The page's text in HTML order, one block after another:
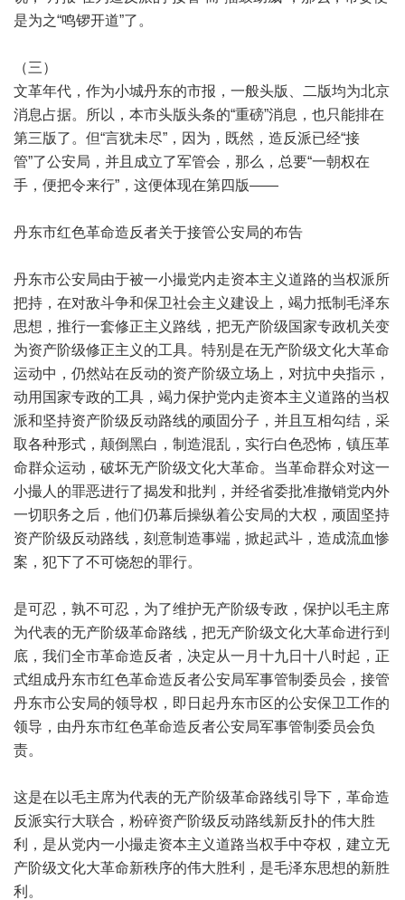
是为之“鸣锣开道”了。
（三）
文革年代，作为小城丹东的市报，一般头版、二版均为北京
消息占据。所以，本市头版头条的“重磅”消息，也只能排在
第三版了。但“言犹未尽”，因为，既然，造反派已经“接
管”了公安局，并且成立了军管会，那么，总要“一朝权在
手，便把令来行”，这便体现在第四版——
丹东市红色革命造反者关于接管公安局的布告
丹东市公安局由于被一小撮党内走资本主义道路的当权派所
把持，在对敌斗争和保卫社会主义建设上，竭力抵制毛泽东
思想，推行一套修正主义路线，把无产阶级国家专政机关变
为资产阶级修正主义的工具。特别是在无产阶级文化大革命
运动中，仍然站在反动的资产阶级立场上，对抗中央指示，
动用国家专政的工具，竭力保护党内走资本主义道路的当权
派和坚持资产阶级反动路线的顽固分子，并且互相勾结，采
取各种形式，颠倒黑白，制造混乱，实行白色恐怖，镇压革
命群众运动，破坏无产阶级文化大革命。当革命群众对这一
小撮人的罪恶进行了揭发和批判，并经省委批准撤销党内外
一切职务之后，他们仍幕后操纵着公安局的大权，顽固坚持
资产阶级反动路线，刻意制造事端，掀起武斗，造成流血惨
案，犯下了不可饶恕的罪行。
是可忍，孰不可忍，为了维护无产阶级专政，保护以毛主席
为代表的无产阶级革命路线，把无产阶级文化大革命进行到
底，我们全市革命造反者，决定从一月十九日十八时起，正
式组成丹东市红色革命造反者公安局军事管制委员会，接管
丹东市公安局的领导权，即日起丹东市区的公安保卫工作的
领导，由丹东市红色革命造反者公安局军事管制委员会负
责。
这是在以毛主席为代表的无产阶级革命路线引导下，革命造
反派实行大联合，粉碎资产阶级反动路线新反扑的伟大胜
利，是从党内一小撮走资本主义道路当权手中夺权，建立无
产阶级文化大革命新秩序的伟大胜利，是毛泽东思想的新胜
利。